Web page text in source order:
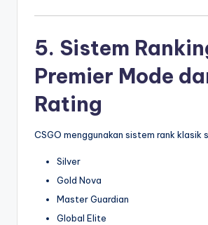
5. Sistem
Premier Mode
Rating
CSGO menggunakan sistem rank klasik
Silver
Gold Nova
Master Guardian
Global Elite